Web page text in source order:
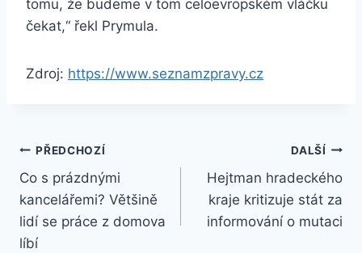
tomu, že budeme v tom celoevropském vláčku
čekat,“ řekl Prymula.
Zdroj: https://www.seznamzpravy.cz
Navigace
pro
příspěvek
PŘEDCHOZÍ
Co s prázdnými
kancelářemi? Většině
lidí se práce z domova
líbí
DALŠÍ
Hejtman hradeckého
kraje kritizuje stát za
informování o mutaci